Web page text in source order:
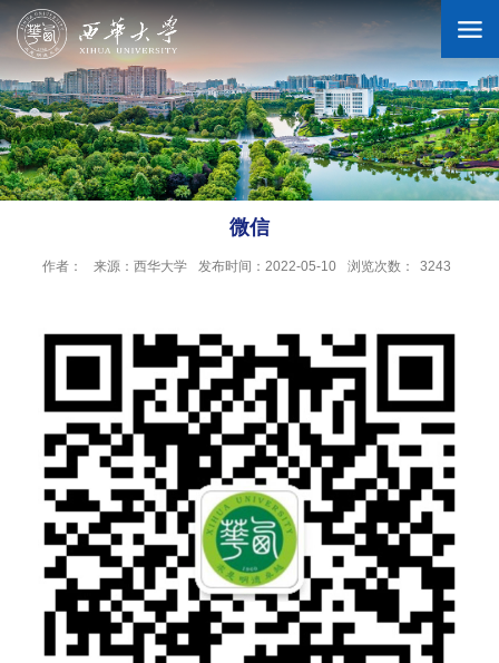
学校概况
科学研究
招生就业
合作交流
公共服务
人才招聘
微信
作者： 来源：西华大学 发布时间：2022-05-10 浏览次数： 3243